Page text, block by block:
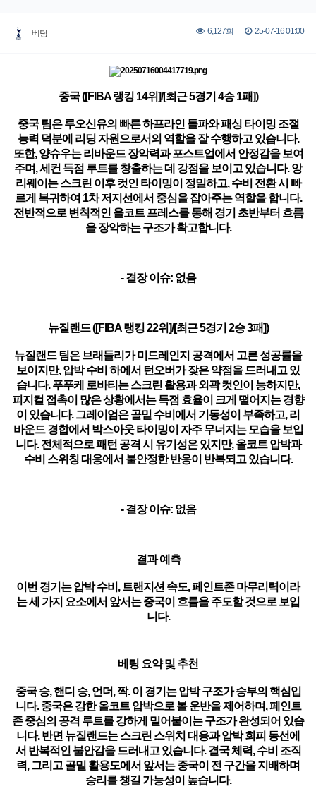
베팅 6,127회 25-07-16 01:00
중국 ([FIBA 랭킹 14위]/[최근 5경기 4승 1패])
중국 팀은 루오신유의 빠른 하프라인 돌파와 패싱 타이밍 조절
능력 덕분에 리딩 자원으로서의 역할을 잘 수행하고 있습니다.
또한, 양슈우는 리바운드 장악력과 포스트업에서 안정감을 보여
주며, 세컨 득점 루트를 창출하는 데 강점을 보이고 있습니다. 앙
리웨이는 스크린 이후 컷인 타이밍이 정밀하고, 수비 전환 시 빠
르게 복귀하여 1차 저지선에서 중심을 잡아주는 역할을 합니다.
전반적으로 변칙적인 올코트 프레스를 통해 경기 초반부터 흐름
을 장악하는 구조가 확고합니다.
- 결장 이슈: 없음
뉴질랜드 ([FIBA 랭킹 22위]/[최근 5경기 2승 3패])
뉴질랜드 팀은 브래들리가 미드레인지 공격에서 고른 성공률을
보이지만, 압박 수비 하에서 턴오버가 잦은 약점을 드러내고 있
습니다. 푸푸케 로바티는 스크린 활용과 외곽 컷인이 능하지만,
피지컬 접촉이 많은 상황에서는 득점 효율이 크게 떨어지는 경향
이 있습니다. 그레이엄은 골밑 수비에서 기동성이 부족하고, 리
바운드 경합에서 박스아웃 타이밍이 자주 무너지는 모습을 보입
니다. 전체적으로 패턴 공격 시 유기성은 있지만, 올코트 압박과
수비 스위칭 대응에서 불안정한 반응이 반복되고 있습니다.
- 결장 이슈: 없음
결과 예측
이번 경기는 압박 수비, 트랜지션 속도, 페인트존 마무리력이라
는 세 가지 요소에서 앞서는 중국이 흐름을 주도할 것으로 보입
니다.
베팅 요약 및 추천
중국 승, 핸디 승, 언더, 짝. 이 경기는 압박 구조가 승부의 핵심입
니다. 중국은 강한 올코트 압박으로 볼 운반을 제어하며, 페인트
존 중심의 공격 루트를 강하게 밀어붙이는 구조가 완성되어 있습
니다. 반면 뉴질랜드는 스크린 스위치 대응과 압박 회피 동선에
서 반복적인 불안감을 드러내고 있습니다. 결국 체력, 수비 조직
력, 그리고 골밑 활용도에서 앞서는 중국이 전 구간을 지배하며
승리를 챙길 가능성이 높습니다.